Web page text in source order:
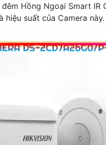
Hồng Ngoại Smart IR
suất của Camera này.